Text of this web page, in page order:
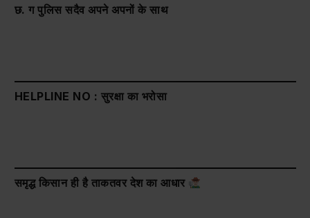
छ. ग पुलिस सदैव अपने अपनों के साथ
HELPLINE NO : सुरक्षा का भरोसा
समृद्ध किसान ही है ताकतवर देश का आधार